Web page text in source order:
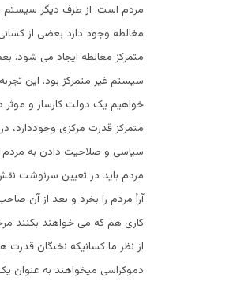
مردم است. از طرف دیگر سیستم
مغالطه وجود دارد بعضی از
متمرکز مغالطه ایجاد می شود.
سیستم غیر متمرکز بود. این
خواهیم یک دولت کارساز و موثر
متمرکز قدرت مرکزی وجوددارد،
سیاسی و صلاحیت دادن به مردم
مردم باید در تعیین سرنوشت
آرأ مردم را بخرد و بعد از آن
کاری هم که می خواهند بکنند
از نظر ما کسانیکه نخبگان قدرت
دموکراسی میخواهند به عنوان یک